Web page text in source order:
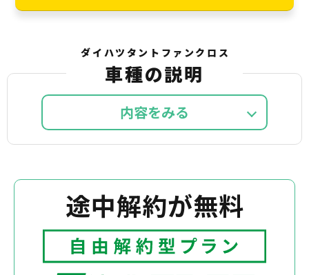
ダイハツタントファンクロス
車種の説明
内容を
途中解約が無料